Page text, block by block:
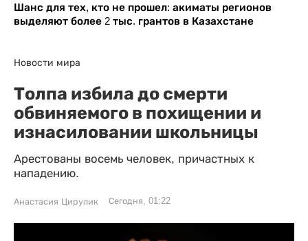
Шанс для тех, кто не прошел: акиматы регионов
выделяют более 2 тыс. грантов в Казахстане
Новости мира
Толпа избила до смерти
обвиняемого в похищении и
изнасиловании школьницы
Арестованы восемь человек, причастных к
нападению.
Анастасия Цирулик Сегодня, 01:22